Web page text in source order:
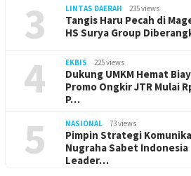
3 LINTAS DAERAH 235 views
Tangis Haru Pecah di
HS Surya Group
4 EKBIS 225 views
Dukung UMKM Hemat
Promo Ongkir JTR Mulai
P…
5 NASIONAL 73 views
Pimpin Strategi
Nugraha Sabet
Leader…